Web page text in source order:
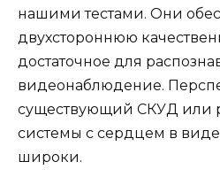
нашими тестами. Они
двухстороннюю
достаточное для
видеонаблюдение.
существующий СКУД или
системы с сердцем в
широки.